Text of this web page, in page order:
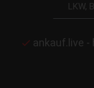
LKW,
ankauf.live -